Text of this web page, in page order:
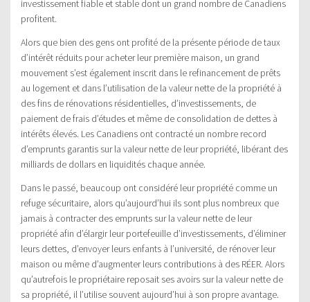
investissement fiable et stable dont un grand nombre de Canadiens
profitent.
Alors que bien des gens ont profité de la présente période de taux
d’intérêt réduits pour acheter leur première maison, un grand
mouvement s’est également inscrit dans le refinancement de prêts
au logement et dans l’utilisation de la valeur nette de la propriété à
des fins de rénovations résidentielles, d’investissements, de
paiement de frais d’études et même de consolidation de dettes à
intérêts élevés. Les Canadiens ont contracté un nombre record
d’emprunts garantis sur la valeur nette de leur propriété, libérant des
milliards de dollars en liquidités chaque année.
Dans le passé, beaucoup ont considéré leur propriété comme un
refuge sécuritaire, alors qu’aujourd’hui ils sont plus nombreux que
jamais à contracter des emprunts sur la valeur nette de leur
propriété afin d’élargir leur portefeuille d’investissements, d’éliminer
leurs dettes, d’envoyer leurs enfants à l’université, de rénover leur
maison ou même d’augmenter leurs contributions à des RÉER. Alors
qu’autrefois le propriétaire reposait ses avoirs sur la valeur nette de
sa propriété, il l’utilise souvent aujourd’hui à son propre avantage.